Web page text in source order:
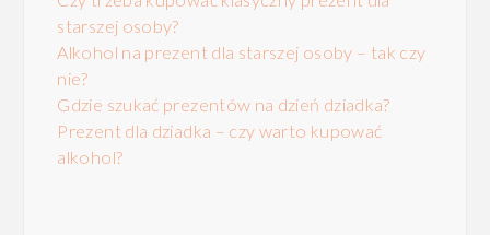
starszej osoby?
Alkohol na prezent dla starszej osoby – tak czy
nie?
Gdzie szukać prezentów na dzień dziadka?
Prezent dla dziadka – czy warto kupować
alkohol?